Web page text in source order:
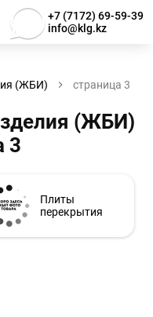
+7 (7172) 69-59-39
info@klg.kz
(ЖБИ) страница 3
(ЖБИ)
3
Плиты
перекрытия